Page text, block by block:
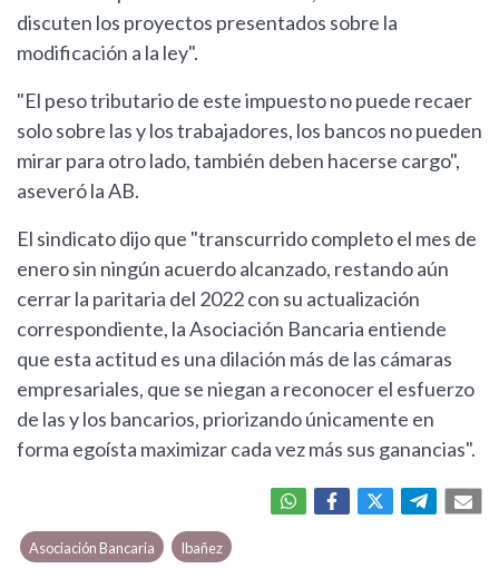
discuten los proyectos presentados sobre la
modificación a la ley".
"El peso tributario de este impuesto no puede recaer
solo sobre las y los trabajadores, los bancos no pueden
mirar para otro lado, también deben hacerse cargo",
aseveró la AB.
El sindicato dijo que "transcurrido completo el mes de
enero sin ningún acuerdo alcanzado, restando aún
cerrar la paritaria del 2022 con su actualización
correspondiente, la Asociación Bancaria entiende
que esta actitud es una dilación más de las cámaras
empresariales, que se niegan a reconocer el esfuerzo
de las y los bancarios, priorizando únicamente en
forma egoísta maximizar cada vez más sus ganancias".
Asociación Bancaria Ibañez